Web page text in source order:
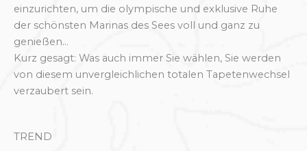
einzurichten, um die olympische und exklusive Ruhe
der schönsten Marinas des Sees voll und ganz zu
genießen...
Kurz gesagt: Was auch immer Sie wählen, Sie werden
von diesem unvergleichlichen totalen Tapetenwechsel
verzaubert sein.
TREND